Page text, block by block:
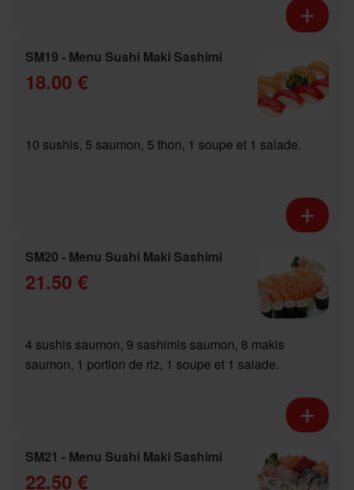
SM19 - Menu Sushi Maki Sashimi
18.00 €
10 sushis, 5 saumon, 5 thon, 1 soupe et 1 salade.
SM20 - Menu Sushi Maki Sashimi
21.50 €
4 sushis saumon, 9 sashimis saumon, 8 makis
saumon, 1 portion de riz, 1 soupe et 1 salade.
SM21 - Menu Sushi Maki Sashimi
22.50 €